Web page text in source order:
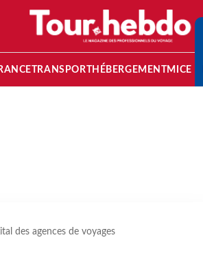
TRANSPORT HÉBERGEMENTMICE
des agences de voyages